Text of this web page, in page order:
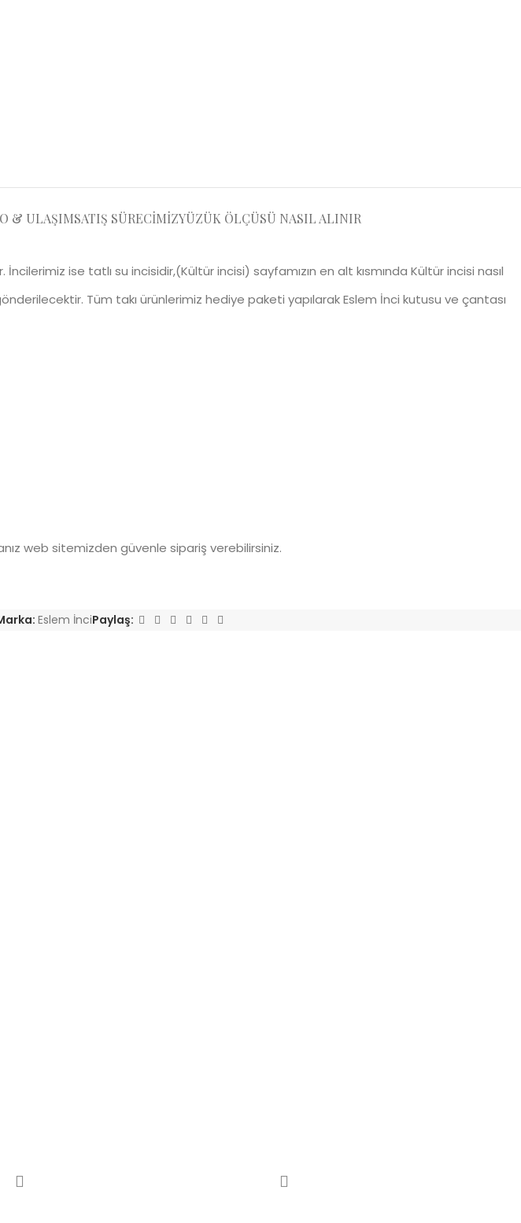
& ULAŞIMSATIŞ SÜRECIMIZYÜZÜK ÖLÇÜSÜ NASIL ALINIR
ise tatlı su incisidir,(Kültür incisi) sayfamızın en alt kısmında Kültür incisi nasıl
Tüm takı ürünlerimiz hediye paketi yapılarak Eslem İnci kutusu ve çantası
web sitemizden güvenle sipariş verebilirsiniz.
Eslem İnciPaylaş: